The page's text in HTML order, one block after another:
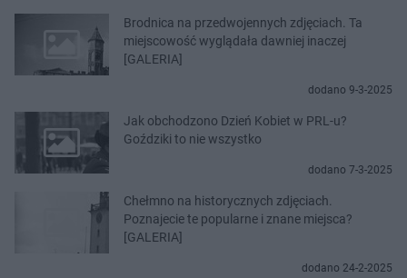
Brodnica na przedwojennych zdjęciach. Ta
miejscowość wyglądała dawniej inaczej
[GALERIA]
dodano 9-3-2025
Jak obchodzono Dzień Kobiet w PRL-u?
Goździki to nie wszystko
dodano 7-3-2025
Chełmno na historycznych zdjęciach.
Poznajecie te popularne i znane miejsca?
[GALERIA]
dodano 24-2-2025